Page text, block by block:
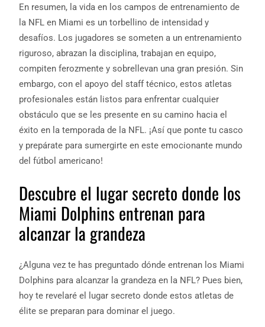
En resumen, la vida en los campos de entrenamiento de
la NFL en Miami es un torbellino de intensidad y
desafíos. Los jugadores se someten a un entrenamiento
riguroso, abrazan la disciplina, trabajan en equipo,
compiten ferozmente y sobrellevan una gran presión. Sin
embargo, con el apoyo del staff técnico, estos atletas
profesionales están listos para enfrentar cualquier
obstáculo que se les presente en su camino hacia el
éxito en la temporada de la NFL. ¡Así que ponte tu casco
y prepárate para sumergirte en este emocionante mundo
del fútbol americano!
Descubre el lugar secreto donde los
Miami Dolphins entrenan para
alcanzar la grandeza
¿Alguna vez te has preguntado dónde entrenan los Miami
Dolphins para alcanzar la grandeza en la NFL? Pues bien,
hoy te revelaré el lugar secreto donde estos atletas de
élite se preparan para dominar el juego.